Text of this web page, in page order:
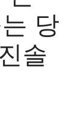
당
솔